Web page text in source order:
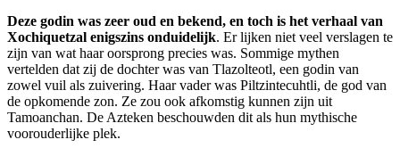
Deze godin was zeer oud en bekend, en toch is het verhaal van
Xochiquetzal enigszins onduidelijk. Er lijken niet veel verslagen te
zijn van wat haar oorsprong precies was. Sommige mythen
vertelden dat zij de dochter was van Tlazolteotl, een godin van
zowel vuil als zuivering. Haar vader was Piltzintecuhtli, de god van
de opkomende zon. Ze zou ook afkomstig kunnen zijn uit
Tamoanchan. De Azteken beschouwden dit als hun mythische
voorouderlijke plek.